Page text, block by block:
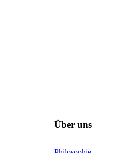
Über uns